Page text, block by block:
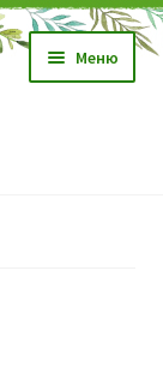
Меню